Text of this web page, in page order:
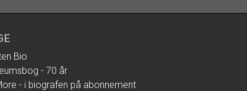
Bio
- 70 år
- i biografen på abonnement